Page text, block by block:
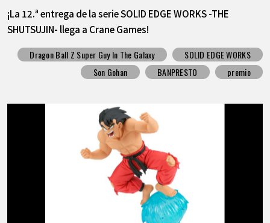
¡La 12.ª entrega de la serie SOLID EDGE WORKS -THE
SHUTSUJIN- llega a Crane Games!
Dragon Ball Z Super Guy In The Galaxy
SOLID EDGE WORKS
Son Gohan
BANPRESTO premio